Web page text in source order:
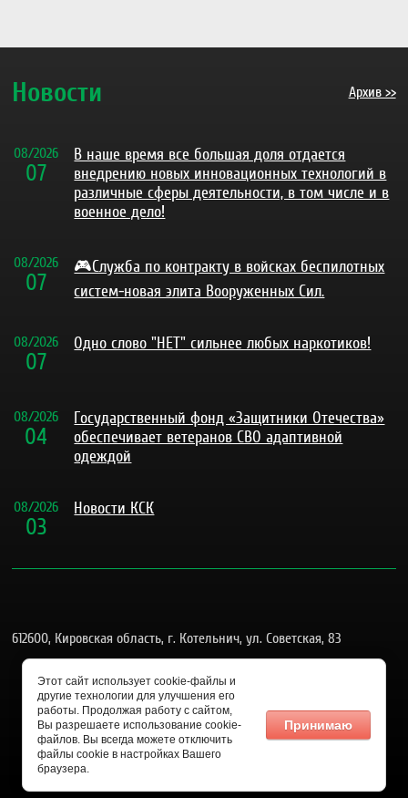
Новости Архив >>
07
08/2026
В наше время все большая доля отдается
внедрению новых инновационных технологий в
различные сферы деятельности, в том числе и в
военное дело!
07
08/2026
🎮Служба по контракту в войсках беспилотных
систем-новая элита Вооруженных Сил.
07
08/2026 Одно слово "НЕТ" сильнее любых наркотиков!
04
08/2026
Государственный фонд «Защитники Отечества»
обеспечивает ветеранов СВО адаптивной
одеждой
03
08/2026 Новости КСК
612600, Кировская область, г. Котельнич, ул. Советская, 83
8 (83342) 4-26-58
Этот сайт использует cookie-файлы и
другие технологии для улучшения его
работы. Продолжая работу с сайтом,
Вы разрешаете использование cookie-
файлов. Вы всегда можете отключить
файлы cookie в настройках Вашего
браузера.
Принимаю